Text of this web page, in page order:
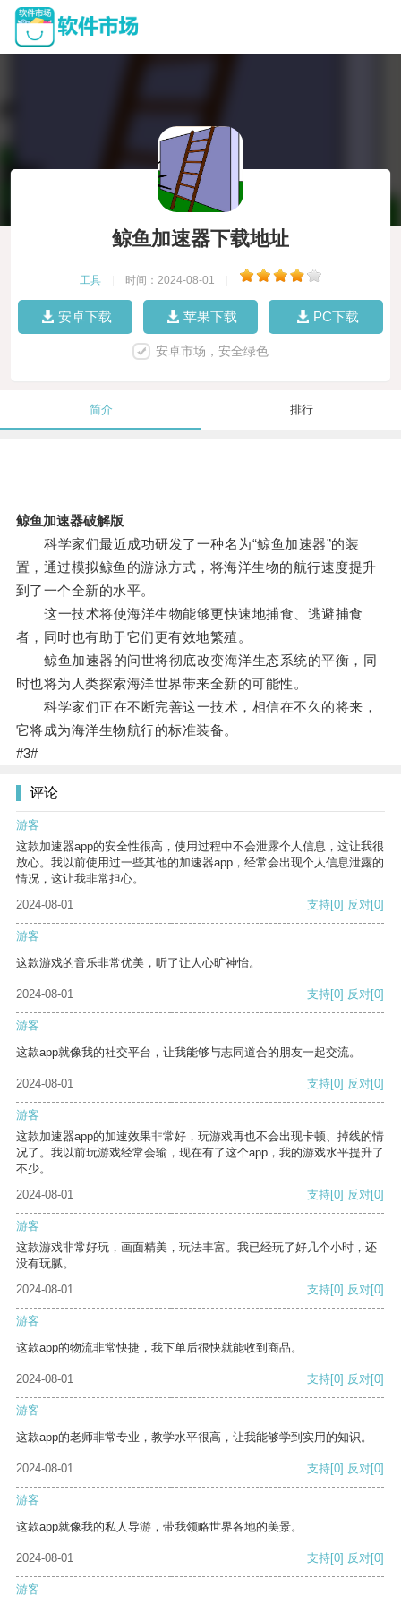
鲸鱼加速器下载地址
工具 时间：2024-08-01
安卓下载 苹果下载 PC下载
安卓市场，安全绿色
简介 排行
鲸鱼加速器破解版
科学家们最近成功研发了一种名为“鲸鱼加速器”的装
置，通过模拟鲸鱼的游泳方式，将海洋生物的航行速度提升
到了一个全新的水平。
这一技术将使海洋生物能够更快速地捕食、逃避捕食
者，同时也有助于它们更有效地繁殖。
鲸鱼加速器的问世将彻底改变海洋生态系统的平衡，同
时也将为人类探索海洋世界带来全新的可能性。
科学家们正在不断完善这一技术，相信在不久的将来，
它将成为海洋生物航行的标准装备。
#3#
评论
游客
这款加速器app的安全性很高，使用过程中不会泄露个人信息，这让我很
放心。我以前使用过一些其他的加速器app，经常会出现个人信息泄露的
情况，这让我非常担心。
2024-08-01
支持[0] 反对[0]
游客
这款游戏的音乐非常优美，听了让人心旷神怡。
2024-08-01 支持[0] 反对[0]
游客
这款app就像我的社交平台，让我能够与志同道合的朋友一起交流。
2024-08-01 支持[0] 反对[0]
游客
这款加速器app的加速效果非常好，玩游戏再也不会出现卡顿、掉线的情
况了。我以前玩游戏经常会输，现在有了这个app，我的游戏水平提升了
不少。
2024-08-01
支持[0] 反对[0]
游客
这款游戏非常好玩，画面精美，玩法丰富。我已经玩了好几个小时，还
没有玩腻。
2024-08-01
支持[0] 反对[0]
游客
这款app的物流非常快捷，我下单后很快就能收到商品。
2024-08-01 支持[0] 反对[0]
游客
这款app的老师非常专业，教学水平很高，让我能够学到实用的知识。
2024-08-01 支持[0] 反对[0]
游客
这款app就像我的私人导游，带我领略世界各地的美景。
2024-08-01 支持[0] 反对[0]
游客